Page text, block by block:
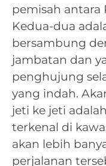
pemisah antara
Kedua-dua
bersambung
jambatan dan
penghujung
yang indah.
jeti ke jeti
terkenal di
akan lebih
perjalanan